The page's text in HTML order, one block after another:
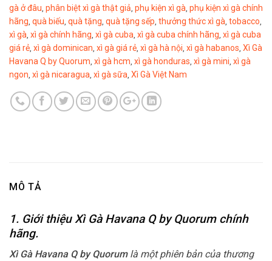
gà ở đâu phân biệt xì gà thật giả phụ kiện xì gà phụ kiện xì gà chính
hãng quà biếu quà tặng quà tặng sếp thưởng thức xì gà tobacco
xì gà xì gà chính hãng xì gà cuba xì gà cuba chính hãng xì gà cuba
giá rẻ xì gà dominican xì gà giá rẻ xì gà hà nội xì gà habanos Xì Gà
Havana Q by Quorum xì gà hcm xì gà honduras xì gà mini xì gà
ngon xì gà nicaragua xì gà sữa Xì Gà Việt Nam
MÔ TẢ
1. Giới thiệu Xì Gà Havana Q by Quorum chính
hãng.
Xì Gà Havana Q by Quorum là một phiên bản của thương